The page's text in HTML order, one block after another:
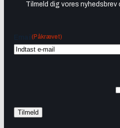
Tilmeld dig vores
(Påkrævet)